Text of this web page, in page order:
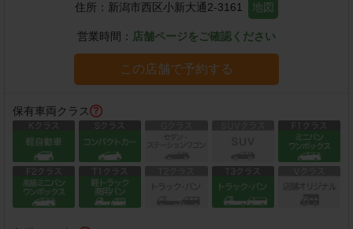
住所： 新潟市西区小新大通2-3161 地図
営業時間： 店舗ページをご確認ください
この店舗で予約する
保有車両クラス